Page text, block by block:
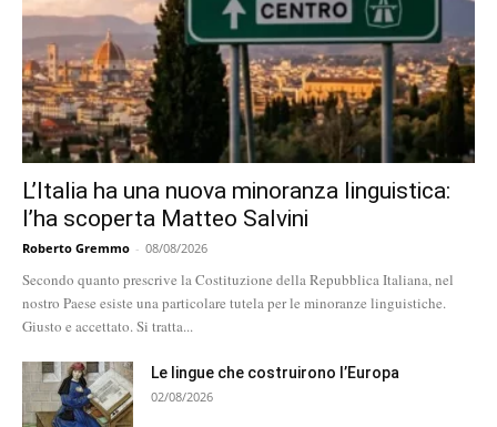
L’Italia ha una nuova minoranza linguistica:
l’ha scoperta Matteo Salvini
Roberto Gremmo - 08/08/2026
Secondo quanto prescrive la Costituzione della Repubblica Italiana, nel
nostro Paese esiste una particolare tutela per le minoranze linguistiche.
Giusto e accettato. Si tratta...
Le lingue che costruirono l’Europa
02/08/2026